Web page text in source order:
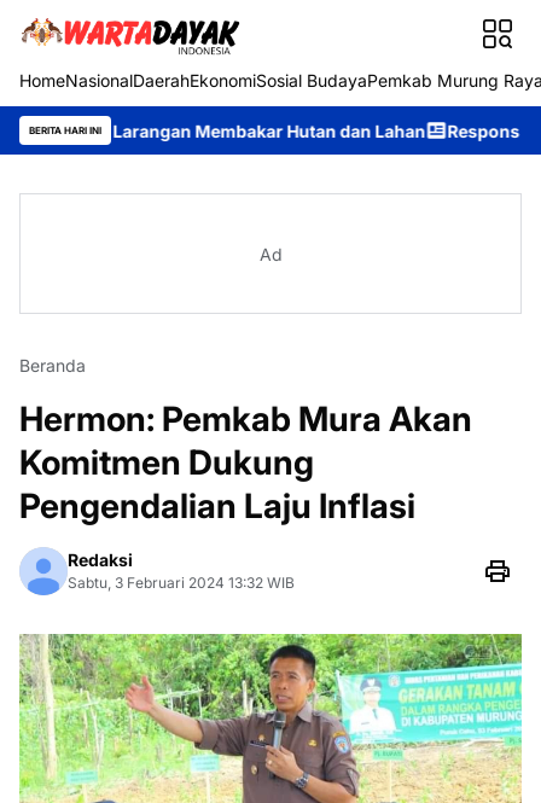
HomeNasionalDaerahEkonomiSosial BudayaPemkab Murung
BERITA HARI INI
Larangan Membakar Hutan dan Lahan Respons Cepat
Ad
Beranda
Hermon: Pemkab Mura Akan
Komitmen Dukung
Pengendalian Laju Inflasi
Redaksi
Sabtu, 3 Februari 2024 13:32 WIB